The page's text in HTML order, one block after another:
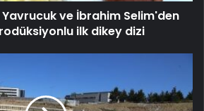
Yavrucuk ve İbrahim Selim'den
ilk dikey dizi